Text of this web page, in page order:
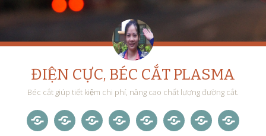
ĐIỆN CỰC, BÉC CẮT PLASMA
Béc cắt giúp tiết kiệm chi phí, nâng cao chất lượng đường cắt.